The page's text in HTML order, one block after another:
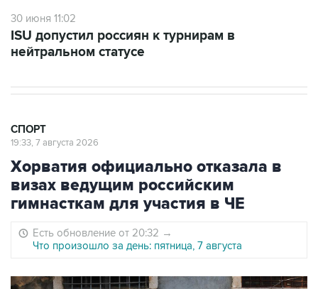
30 июня 11:02
ISU допустил россиян к турнирам в
нейтральном статусе
СПОРТ
19:33, 7 августа 2026
Хорватия официально отказала в
визах ведущим российским
гимнасткам для участия в ЧЕ
Есть обновление от 20:32 →
Что произошло за день: пятница, 7 августа